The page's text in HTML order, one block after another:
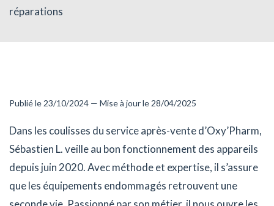
réparations
Publié le 23/10/2024 — Mise à jour le 28/04/2025
Dans les coulisses du service après-vente d’Oxy’Pharm,
Sébastien L. veille au bon fonctionnement des appareils
depuis juin 2020. Avec méthode et expertise, il s’assure
que les équipements endommagés retrouvent une